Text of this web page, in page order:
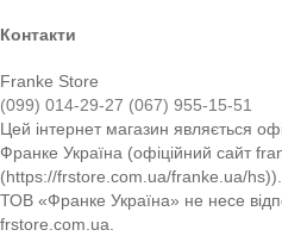
Контакти
Franke Store
(099) 014-29-27 (067) 955-15-51
Цей інтернет магазин являється
Франке Україна (офіційний сайт
(https://frstore.com.ua/franke.ua/hs)).
ТОВ «Франке Україна» не несе
frstore.com.ua.